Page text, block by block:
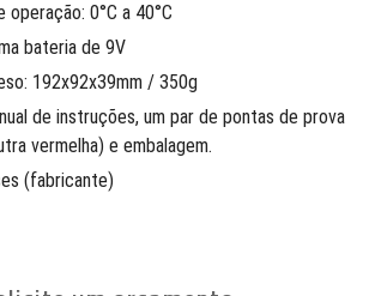
operação: 0°C a 40°C
bateria de 9V
192x92x39mm / 350g
de instruções, um par de pontas de prova
vermelha) e embalagem.
(fabricante)